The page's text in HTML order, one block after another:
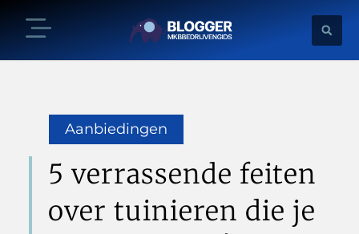
Aanbiedingen
5 verrassende feiten
over tuinieren die je